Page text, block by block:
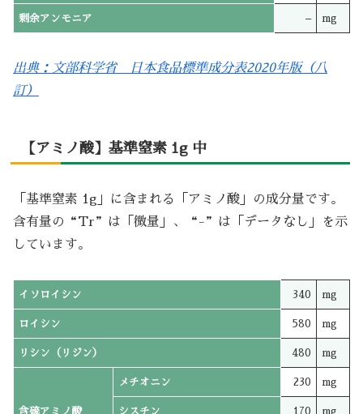
剰余アンモニア – mg
出典：文部科学省 日本食品標準成分表2020年版（八
訂）
【アミノ酸】基準窒素 1g 中
「基準窒素 1g」に含まれる「アミノ酸」の成分量です。
含有量の“Tr”は「微量」、“-”は「データなし」を示
しています。
イソロイシン 340 mg
ロイシン 580 mg
リシン（リジン） 480 mg
含硫アミノ酸
メチオニン 230 mg
シスチン 170 mg